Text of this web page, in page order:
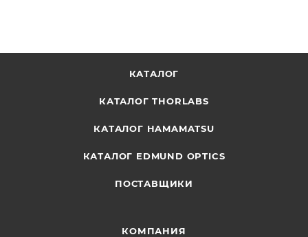
КАТАЛОГ
КАТАЛОГ THORLABS
КАТАЛОГ HAMAMATSU
КАТАЛОГ EDMUND OPTICS
ПОСТАВЩИКИ
КОМПАНИЯ